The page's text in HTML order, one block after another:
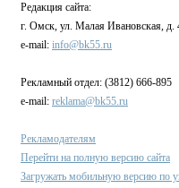
Редакция сайта:
г. Омск, ул. Малая Ивановская, д.
e-mail: info@bk55.ru
Рекламный отдел: (3812) 666-895
e-mail: reklama@bk55.ru
Рекламодателям
Перейти на полную версию сайта
Загружать мобильную версию по